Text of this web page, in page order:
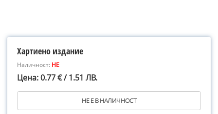
Хартиено издание
Наличност: НЕ
Цена: 0.77 € / 1.51 ЛВ.
НЕ Е В НАЛИЧНОСТ